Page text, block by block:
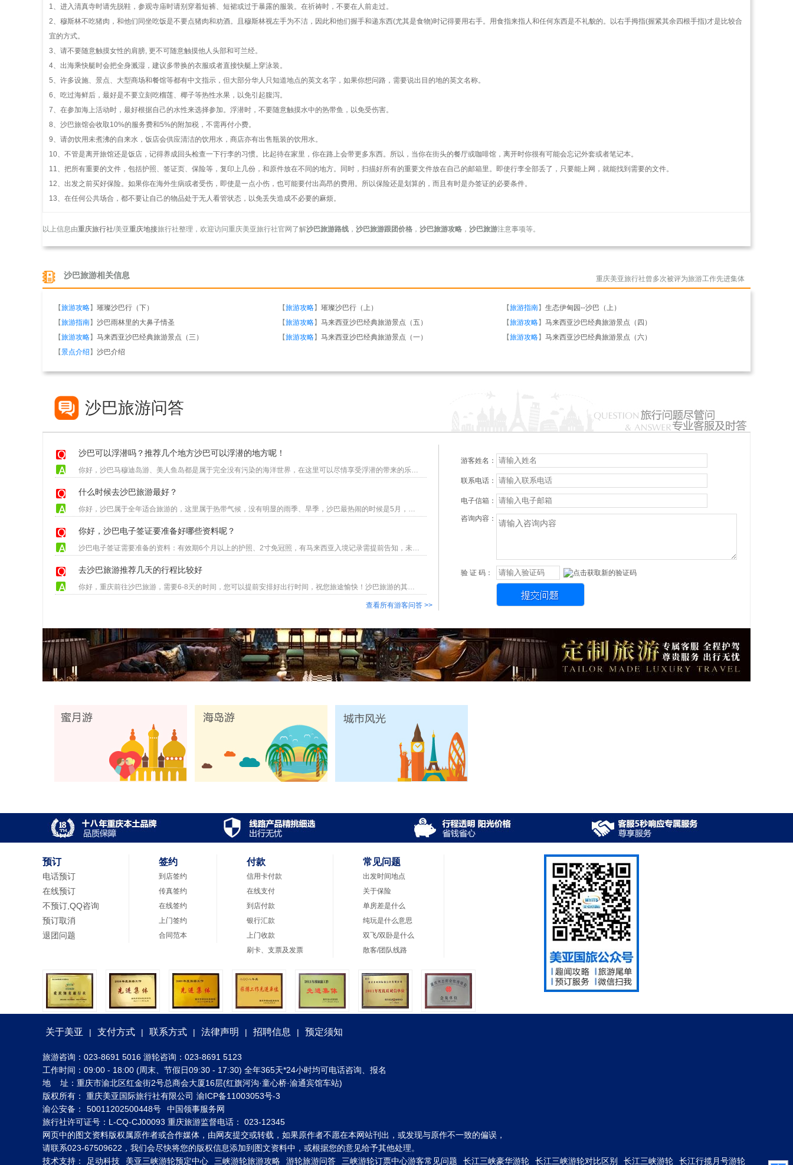
1、进入清真寺时请先脱鞋，参观寺庙时请别穿着短裤、短裙或过于暴露的服装。在祈祷时，不要在人前走过。
2、穆斯林不吃猪肉，和他们同坐吃饭是不要点猪肉和劝酒。且穆斯林视左手为不洁，因此和他们握手和递东西(尤其是食物)时记得要用右手。用食指来指人和任何东西是不礼貌的。以右手拇指(握紧其余四根手指)才是比较合
宜的方式。
3、请不要随意触摸女性的肩膀, 更不可随意触摸他人头部和可兰经。
4、出海乘快艇时会把全身溅湿，建议多带换的衣服或者直接快艇上穿泳装。
5、许多设施、景点、大型商场和餐馆等都有中文指示，但大部分华人只知道地点的英文名字，如果你想问路，需要说出目的地的英文名称。
6、吃过海鲜后，最好是不要立刻吃榴莲、椰子等热性水果，以免引起腹泻。
7、在参加海上活动时，最好根据自己的水性来选择参加。浮潜时，不要随意触摸水中的热带鱼，以免受伤害。
8、沙巴旅馆会收取10%的服务费和5%的附加税，不需再付小费。
9、请勿饮用未煮沸的自来水，饭店会供应清洁的饮用水，商店亦有出售瓶装的饮用水。
10、不管是离开旅馆还是饭店，记得养成回头检查一下行李的习惯。比起待在家里，你在路上会带更多东西。所以，当你在街头的餐厅或咖啡馆，离开时你很有可能会忘记外套或者笔记本。
11、把所有重要的文件，包括护照、签证页、保险等，复印上几份，和原件放在不同的地方。同时，扫描好所有的重要文件放在自己的邮箱里。即使行李全部丢了，只要能上网，就能找到需要的文件。
12、出发之前买好保险。如果你在海外生病或者受伤，即使是一点小伤，也可能要付出高昂的费用。所以保险还是划算的，而且有时是办签证的必要条件。
13、在任何公共场合，都不要让自己的物品处于无人看管状态，以免丢失造成不必要的麻烦。
以上信息由重庆旅行社/美亚重庆地接旅行社整理，欢迎访问重庆美亚旅行社官网了解沙巴旅游路线 ， 沙巴旅游跟团价格 ， 沙巴旅游攻略 ， 沙巴旅游注意事项等。
沙巴旅游相关信息 重庆美亚旅行社曾多次被评为旅游工作先进集体
【旅游攻略】 璀璨沙巴行（下） 【旅游攻略】 璀璨沙巴行（上） 【旅游指南】 生态伊甸园--沙巴（上）
【旅游指南】 沙巴雨林里的大鼻子情圣 【旅游攻略】 马来西亚沙巴经典旅游景点（五） 【旅游攻略】 马来西亚沙巴经典旅游景点（四）
【旅游攻略】 马来西亚沙巴经典旅游景点（三） 【旅游攻略】 马来西亚沙巴经典旅游景点（一） 【旅游攻略】 马来西亚沙巴经典旅游景点（六）
【景点介绍 】 沙巴介绍
沙巴旅游问答
沙巴可以浮潜吗？推荐几个地方沙巴可以浮潜的地方呢！
你好，沙巴马穆迪岛游、美人鱼岛都是属于完全没有污染的海洋世界，在这里可以尽情享受浮潜的带来的乐趣。您可以提前安排好自己的出行时间，祝您旅途愉快！沙巴旅游的其他问题，可以直接咨询在线客服，或拨打023-86915123咨询。
什么时候去沙巴旅游最好？
你好，沙巴属于全年适合旅游的，这里属于热带气候，没有明显的雨季、旱季，沙巴最热闹的时候是5月，这个时候有很多庆典活动。您可以提前安排好自己的出行时间，祝您旅途愉快！沙巴旅游的其他问题，可以直接咨询在线客服，或拨打023-86915123咨询。
你好，沙巴电子签证要准备好哪些资料呢？
沙巴电子签证需要准备的资料：有效期6个月以上的护照、2寸免冠照，有马来西亚入境记录需提前告知，未成年人游客需要出生证明等。您可以提前安排好自己的出行时间，祝您旅途愉快！沙巴旅游的其他问题，可以直接咨询在线客服，或拨打023-86915123咨询。
去沙巴旅游推荐几天的行程比较好
你好，重庆前往沙巴旅游，需要6-8天的时间，您可以提前安排好出行时间，祝您旅途愉快！沙巴旅游的其他问题，可以直接咨询在线客服，或拨打023-86915123咨询。
查看所有游客问答 >>
游客姓名：
联系电话：
电子信箱：
咨询内容：
验 证 码：
预订
电话预订
在线预订
不预订,QQ咨询
预订取消
退团问题
签约
到店签约
传真签约
在线签约
上门签约
合同范本
付款
信用卡付款
在线支付
到店付款
银行汇款
上门收款
刷卡、支票及发票
常见问题
出发时间地点
关于保险
单房差是什么
纯玩是什么意思
双飞/双卧是什么
散客/团队线路
关于美亚 | 支付方式 | 联系方式 | 法律声明 | 招聘信息 | 预定须知
旅游咨询：023-8691 5016 游轮咨询：023-8691 5123
工作时间：09:00 - 18:00 (周末、节假日09:30 - 17:30) 全年365天*24小时均可电话咨询、报名
地 址：重庆市渝北区红金街2号总商会大厦16层(红旗河沟·童心桥·渝通宾馆车站)
版权所有： 重庆美亚国际旅行社有限公司 渝ICP备11003053号-3
渝公安备：
50011202500448号
中国领事服务网
旅行社许可证号：L-CQ-CJ00093 重庆旅游监督电话： 023-12345
网页中的图文资料版权属原作者或合作媒体，由网友提交或转载，如果原作者不愿在本网站刊出，或发现与原作不一致的偏误，
请联系023-67509622，我们会尽快将您的版权信息添加到图文资料中，或根据您的意见给予其他处理。
技术支持：
足动科技 美亚三峡游轮预定中心 三峡游轮旅游攻略 游轮旅游问答 三峡游轮订票中心游客常见问题 长江三峡豪华游轮 长江三峡游轮对比区别 长江三峡游轮 长江行揽月号游轮